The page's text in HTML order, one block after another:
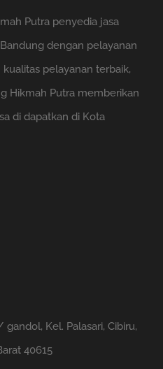
Putra penyedia jasa
dengan pelayanan
pelayanan terbaik,
Hikmah Putra memberikan
di dapatkan di Kota
Kel. Palasari, Cibiru,
40615